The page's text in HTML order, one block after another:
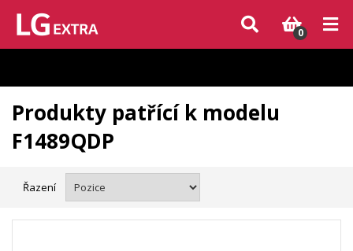
Vzhledem k aktuální situaci se může dodání dílů, které nejsou skladem,
zpozdit. Děkujeme za pochopení.
0
Produkty patřící k modelu
F1489QDP
Řazení